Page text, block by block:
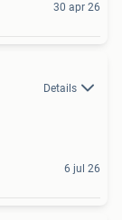
30 apr 26
Details
6 jul 26